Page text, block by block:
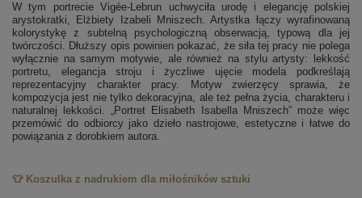
W tym portrecie Vigée-Lebrun uchwyciła urodę i elegancję polskiej
arystokratki, Elżbiety Izabeli Mniszech. Artystka łączy wyrafinowaną
kolorystykę z subtelną psychologiczną obserwacją, typową dla jej
twórczości. Dłuższy opis powinien pokazać, że siła tej pracy nie polega
wyłącznie na samym motywie, ale również na stylu artysty: lekkość
portretu, elegancja stroju i życzliwe ujęcie modela podkreślają
reprezentacyjny charakter pracy. Motyw zwierzęcy sprawia, że
kompozycja jest nie tylko dekoracyjna, ale też pełna życia, charakteru i
naturalnej lekkości. „Portret Elisabeth Isabella Mniszech” może więc
przemówić do odbiorcy jako dzieło nastrojowe, estetyczne i łatwe do
powiązania z dorobkiem autora.
👕 Koszulka z nadrukiem dla miłośników sztuki